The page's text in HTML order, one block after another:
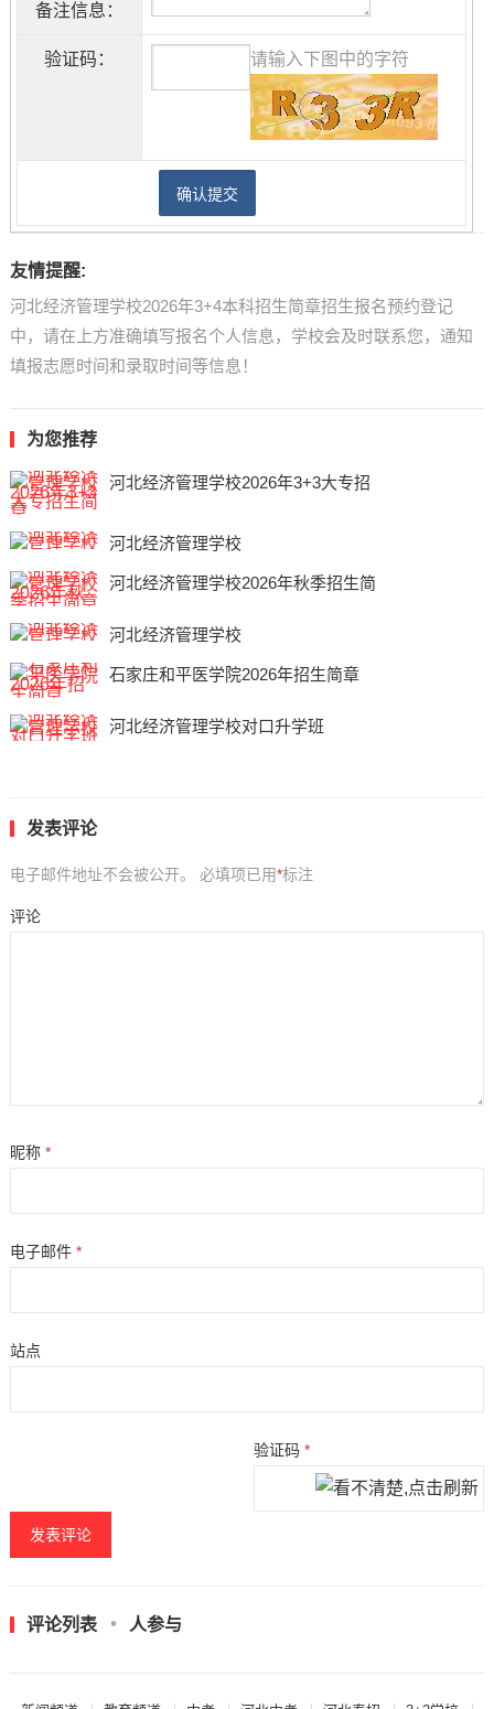
备注信息：
验证码： 请输入下图中的字符
友情提醒:
河北经济管理学校2026年3+4本科招生简章招生报名预约登记
中，请在上方准确填写报名个人信息，学校会及时联系您，通知
填报志愿时间和录取时间等信息！
为您推荐
河北经济管理学校2026年3+3大专招
河北经济管理学校
河北经济管理学校2026年秋季招生简
河北经济管理学校
石家庄和平医学院2026年招生简章
河北经济管理学校对口升学班
发表评论
电子邮件地址不会被公开。 必填项已用*标注
评论
昵称 *
电子邮件 *
站点
验证码*
评论列表 人参与